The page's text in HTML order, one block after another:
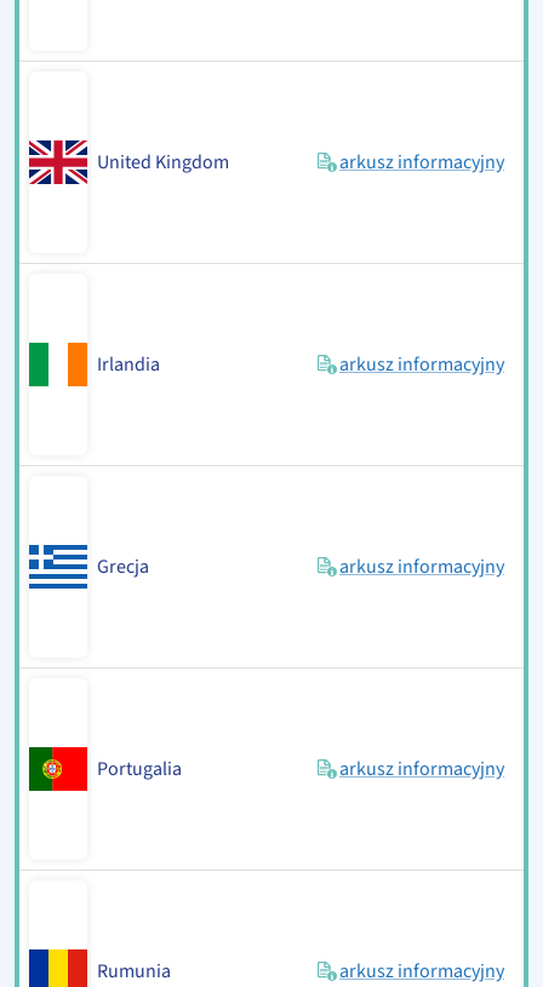
United Kingdom arkusz informacyjny
Irlandia arkusz informacyjny
Grecja arkusz informacyjny
Portugalia arkusz informacyjny
Rumunia arkusz informacyjny